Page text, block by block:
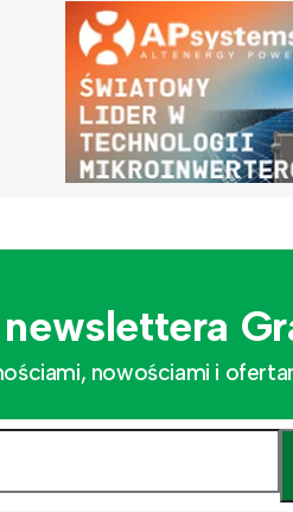
nowościami i